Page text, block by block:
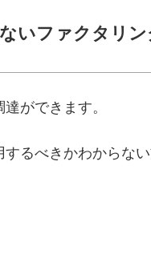
いファクタリ
ができます。
るべきかわからな